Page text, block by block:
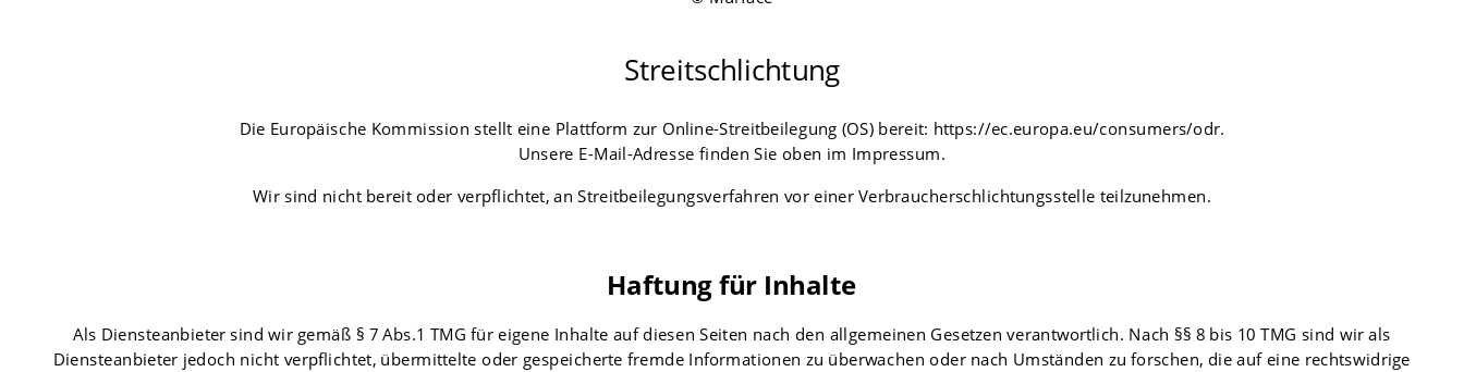
Streitschlichtung
Die Europäische Kommission stellt eine Plattform zur Online-Streitbeilegung (OS) bereit: https://ec.europa.eu/consumers/odr.
Unsere E-Mail-Adresse finden Sie oben im Impressum.
Wir sind nicht bereit oder verpflichtet, an Streitbeilegungsverfahren vor einer Verbraucherschlichtungsstelle teilzunehmen.
Haftung für Inhalte
Als Diensteanbieter sind wir gemäß § 7 Abs.1 TMG für eigene Inhalte auf diesen Seiten nach den allgemeinen Gesetzen verantwortlich. Nach §§ 8 bis 10 TMG sind wir als
Diensteanbieter jedoch nicht verpflichtet, übermittelte oder gespeicherte fremde Informationen zu überwachen oder nach Umständen zu forschen, die auf eine rechtswidrige